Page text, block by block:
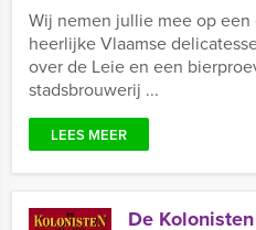
Wij nemen jullie mee op
heerlijke Vlaamse
over de Leie en een
stadsbrouwerij ...
LEES MEER
De